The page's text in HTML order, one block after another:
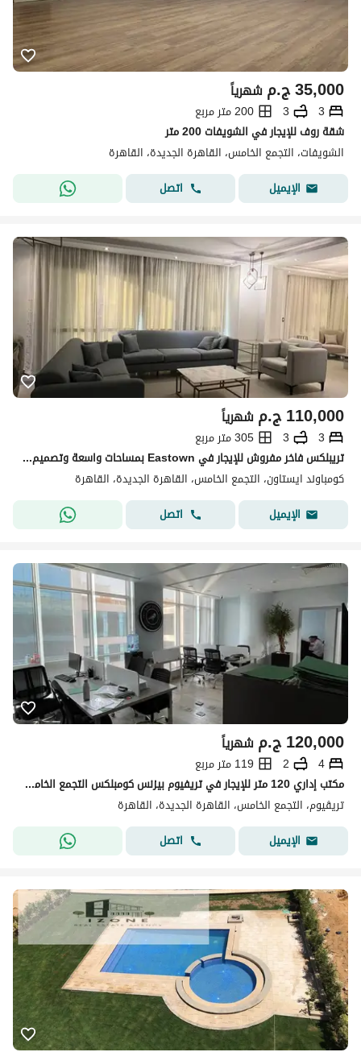
ج.م35,000 شهرياً
3
3
200 متر مربع
شقة روف للإيجار في الشويفات 200 متر
الشويفات، التجمع الخامس، القاهرة الجديدة، القاهرة
الإيميل
اتصل
ج.م110,000 شهرياً
3
3
305 متر مربع
تريبلكس فاخر مفروش للإيجار في Eastown بمساحات واسعة وتصميم راقي وموقع مميز داخل الكمبوند بسعر مغري ومميز جدًا
كومباوند ايستاون، التجمع الخامس، القاهرة الجديدة، القاهرة
الإيميل
اتصل
ج.م120,000 شهرياً
4
2
119 متر مربع
مكتب إداري 120 متر للإيجار في تريفيوم بيزنس كومبلكس التجمع الخامس
تريڤيوم، التجمع الخامس، القاهرة الجديدة، القاهرة
الإيميل
اتصل